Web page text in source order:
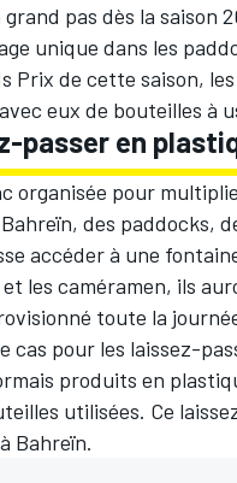
pas dès la saison
unique dans les
Prix de cette saison,
eux de bouteilles à
passer en
organisée pour
, des paddocks,
accéder à une
les caméramen, ils
toute la
cas pour les laissez-
produits en
utilisées. Ce
Bahreïn.